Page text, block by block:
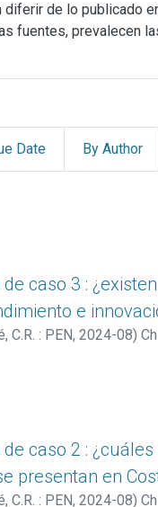
de lo publicado
fuentes, prevalecen
Date By Author
de caso 3 :
e
C.R. : PEN, 2024-08)
de caso 2 :
presentan en
C.R. : PEN, 2024-08)